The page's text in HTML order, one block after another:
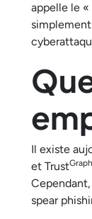
appelle le «
Il existe
et Trust
spear